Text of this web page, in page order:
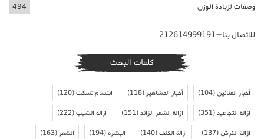
وصفات لزيادة الوزن 494
للاتصال بنا+212614999191
كلمات البحث
أخبار الفنانين(104) أخبار المشاهير(118) ابتسام تسكت(120)
ازالة التجاعيد(351) ازالة الشعر الزائد(151) ازالة الشيب(222)
ازالة الكرش(137) ازالة الكلف(140) البشرة(194) الشعر(163)